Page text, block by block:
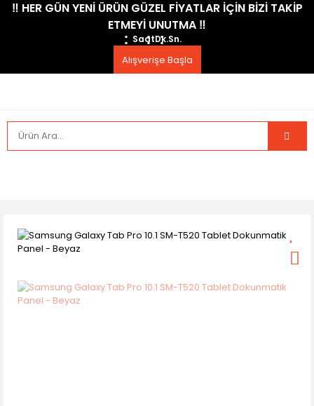
​‼️​ HER GÜN YENİ ÜRÜN GÜZEL FİYATLAR İÇİN BİZİ TAKİP
ETMEYİ UNUTMA ​‼️​
SaatDk.Sn.
Alışverişe Başla